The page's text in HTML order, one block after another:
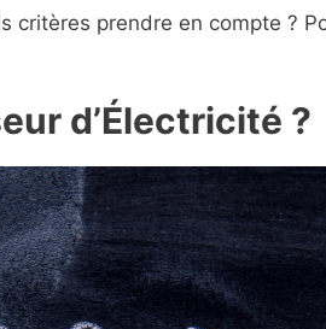
critères prendre en compte ?
d’Électricité ?